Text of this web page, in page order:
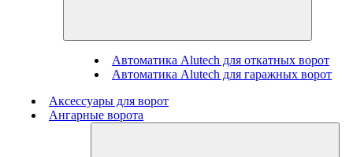
Автоматика Alutech для откатных ворот
Автоматика Alutech для гаражных ворот
Аксессуары для ворот
Ангарные ворота